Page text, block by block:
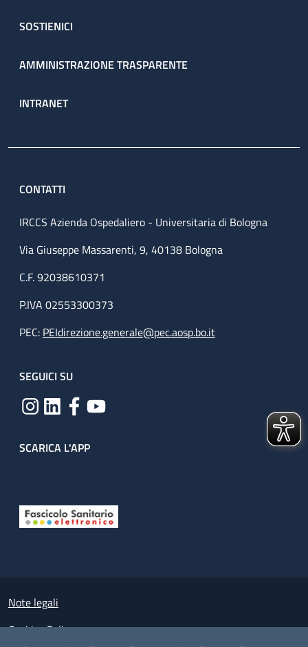
SOSTIENICI
AMMINISTRAZIONE TRASPARENTE
INTRANET
CONTATTI
IRCCS Azienda Ospedaliero - Universitaria di Bologna
Via Giuseppe Massarenti, 9, 40138 Bologna
C.F. 92038610371
P.IVA 02553300373
PEC: PEIdirezione.generale@pec.aosp.bo.it
SEGUICI SU
SCARICA L'APP
Small prints
Note legali
Cookies Policy